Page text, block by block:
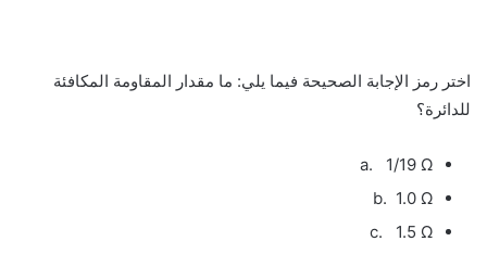
اختر رمز الإجابة الصحيحة فيما يلي: ما مقدار المقاومة المكافئة
للدائرة؟
a. 1/19 Ω
b. 1.0 Ω
c. 1.5 Ω